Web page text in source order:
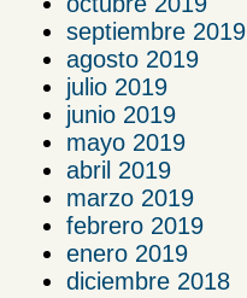
septiembre 2019
agosto 2019
julio 2019
junio 2019
mayo 2019
abril 2019
marzo 2019
febrero 2019
enero 2019
diciembre 2018